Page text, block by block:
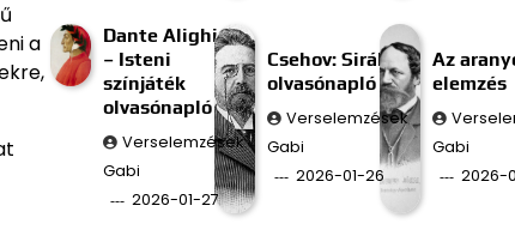
a
Dante Alighieri
– Isteni
színjáték
olvasónapló
Verselemzések
Gabi
2026-01-27
Csehov: Sirály
olvasónapló
Verselemzések
Gabi
2026-01-26
Az
elemzés
Gabi
2026-